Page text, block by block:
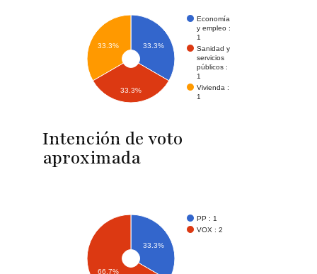
Economía
y empleo :
1
Sanidad y
servicios
públicos :
1
Vivienda :
1
33.3%
33.3%
33.3%
Intención de voto
aproximada
PP : 1
VOX : 2
33.3%
66.7%